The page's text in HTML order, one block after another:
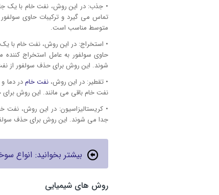
• جذب: در این روش، نفت خام با یک
تماس می گیرد و ترکیبات حاوی
متوسط مناسب است.
• استخراج: در این روش، نفت خام با یک
حاوی سولفور به عامل استخراج
شوند. این روش برای حذف سولفور از
• تقطیر: در این روش، نفت خامدر دما
نفت خام باقی می مانند. این روش برای
• کریستالیزاسیون: در این روش،
جدا می شوند. این روش برای حذف
بیشتر بخوانید: انواع
روش های شیمیایی